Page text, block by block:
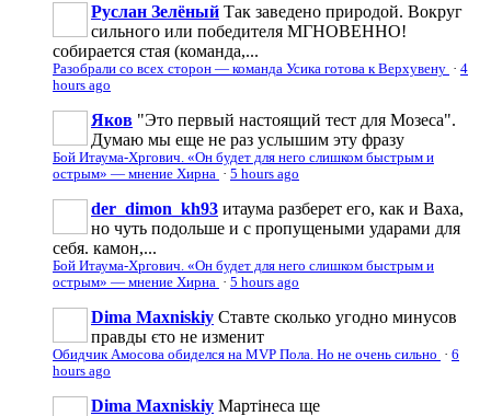
Руслан Зелёный Так заведено природой. Вокруг
сильного или победителя МГНОВЕННО!
собирается стая (команда,...
Разобрали со всех сторон — команда Усика готова к Верхувену · 4
hours ago
Яков "Это первый настоящий тест для Мозеса".
Думаю мы еще не раз услышим эту фразу
Бой Итаума-Хргович. «Он будет для него слишком быстрым и
острым» — мнение Хирна · 5 hours ago
der_dimon_kh93 итаума разберет его, как и Ваха,
но чуть подольше и с пропущеными ударами для
себя. камон,...
Бой Итаума-Хргович. «Он будет для него слишком быстрым и
острым» — мнение Хирна · 5 hours ago
Dima Maxniskiy Ставте сколько угодно минусов
правды єто не изменит
Обидчик Амосова обиделся на MVP Пола. Но не очень сильно · 6
hours ago
Dima Maxniskiy Мартінеса ще